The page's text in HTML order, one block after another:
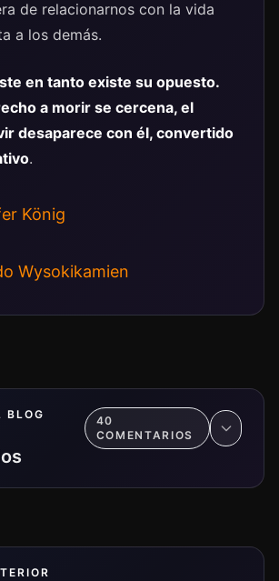
de relacionarnos con la vida
a los demás.
en tanto existe su opuesto.
a morir se cercena, el
desaparece con él, convertido
.
König
Wysokikamien
BLOG
40
COMENTARIOS